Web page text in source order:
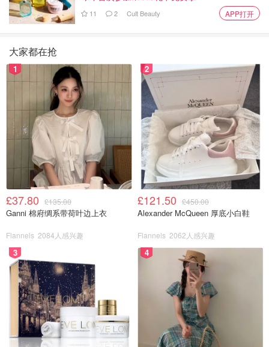
11 2 Cult Beauty APP打开
大家都在抢
1
£37.80 £135.00
Ganni 棉府绸系带荷叶边上衣
Flannels 2084人感兴趣
2
£121.50 £450.00
Alexander McQueen 厚底小白鞋
Flannels 2062人感兴趣
3 4